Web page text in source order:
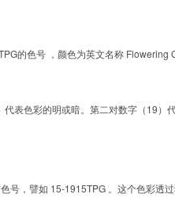
的色号 ，颜色为英文名称
表色彩的明或暗。第二对数字（19
号，譬如 15-1915TPG 。这个色彩